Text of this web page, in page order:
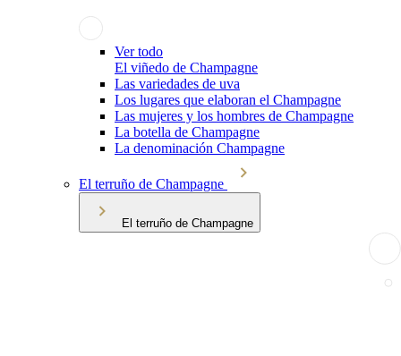
Ver todo
El viñedo de Champagne
Las variedades de uva
Los lugares que elaboran el Champagne
Las mujeres y los hombres de Champagne
La botella de Champagne
La denominación Champagne
El terruño de Champagne
El terruño de Champagne